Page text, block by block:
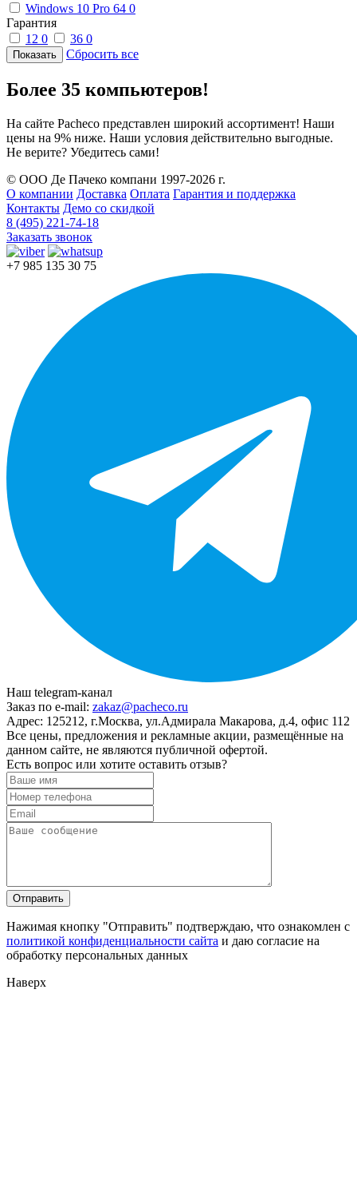
Windows 10 Pro 64 0
Гарантия
12 0 36 0
Сбросить все
Более 35 компьютеров!
На сайте Pacheco представлен широкий ассортимент! Наши
цены на 9% ниже. Наши условия действительно выгодные.
Не верите? Убедитесь сами!
© ООО Де Пачеко компани 1997-2026 г.
О компании Доставка Оплата Гарантия и поддержка
Контакты Демо со скидкой
8 (495) 221-74-18
Заказать звонок
+7 985 135 30 75
Наш telegram-канал
Заказ по e-mail: zakaz@pacheco.ru
Адрес: 125212, г.Москва, ул.Адмирала Макарова, д.4, офис 112
Все цены, предложения и рекламные акции, размещённые на
данном сайте, не являются публичной офертой.
Есть вопрос или хотите оставить отзыв?
Нажимая кнопку "Отправить" подтверждаю, что ознакомлен с
политикой конфиденциальности сайта и даю согласие на
обработку персональных данных
Наверх